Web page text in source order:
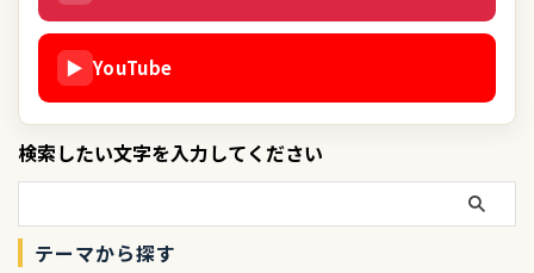
▶ YouTube
検索したい文字を入力してください
テーマから探す